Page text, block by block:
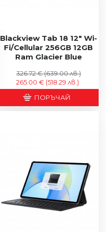
Blackview Tab 18 12" Wi-
Fi/Cellular 256GB 12GB
Ram Glacier Blue
265.00 € (518.29 лв.)
326.72 €(639.00 лв.)
ПОРЪЧАЙ